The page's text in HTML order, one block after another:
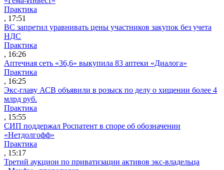
Практика
, 17:51
ВС запретил уравнивать цены участников закупок без учета
НДС
Практика
, 16:26
Аптечная сеть «36,6» выкупила 83 аптеки «Диалога»
Практика
, 16:25
Экс-главу АСВ объявили в розыск по делу о хищении более 4
млрд руб.
Практика
, 15:55
СИП поддержал Роспатент в споре об обозначении
«Нетдолгофф»
Практика
, 15:17
Третий аукцион по приватизации активов экс-владельца